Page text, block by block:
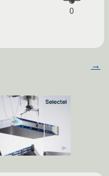
0
→